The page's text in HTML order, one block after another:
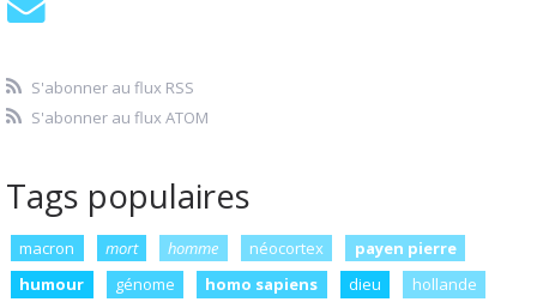
S'abonner au flux RSS
S'abonner au flux ATOM
Tags populaires
macron mort homme néocortex
payen pierre
humour
génome homo sapiens dieu hollande